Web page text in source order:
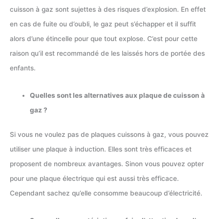
cuisson à gaz sont sujettes à des risques d’explosion. En effet
en cas de fuite ou d’oubli, le gaz peut s’échapper et il suffit
alors d’une étincelle pour que tout explose. C’est pour cette
raison qu’il est recommandé de les laissés hors de portée des
enfants.
Quelles sont les alternatives aux plaque de cuisson à
gaz ?
Si vous ne voulez pas de plaques cuissons à gaz, vous pouvez
utiliser une plaque à induction. Elles sont très efficaces et
proposent de nombreux avantages. Sinon vous pouvez opter
pour une plaque électrique qui est aussi très efficace.
Cependant sachez qu’elle consomme beaucoup d’électricité.